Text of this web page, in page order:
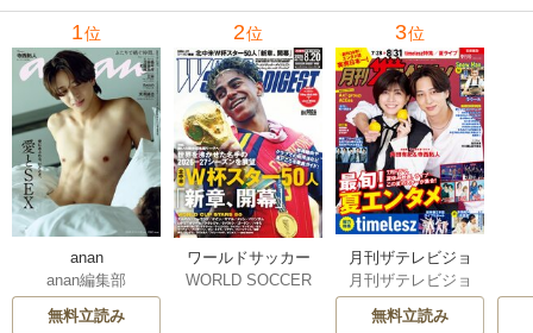
1位
anan
anan編集部
無料立読み
2位
ワールドサッカー
ダイジェスト
WORLD SOCCER
3位
月刊ザテレビジョ
ン 首都圏版
月刊ザテレビジョ
ン編集部
無料立読み